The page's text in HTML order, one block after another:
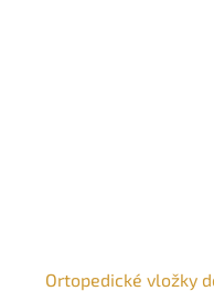
Ortopedické vložky